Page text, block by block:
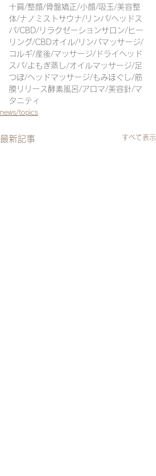
十肩/整顔/骨盤矯正/小顔/吸玉/美容整
体/ナノミストサウナ/リンパ/ヘッドス
パ/CBD/リラクゼーションサロン/ヒー
リング/CBDオイル/リンパマッサージ/
コルギ/産後/マッサージ/ドライヘッド
スパ/よもぎ蒸し/オイルマッサージ/足
つぼ/ヘッドマッサージ/もみほぐし/筋
膜リリース酵素風呂/アロマ/美容針/マ
タニティ
news/topics
最新記事 すべて表示